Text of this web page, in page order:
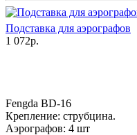
Подставка для аэрографов
1 072р.
Fengda BD-16
Крепление: струбцина.
Аэрографов: 4 шт